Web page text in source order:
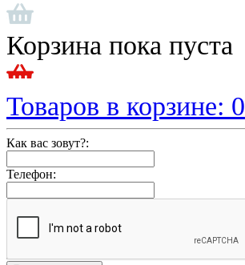
Корзина пока пуста
Товаров в корзине: 0
Как вас зовут?:
Телефон: